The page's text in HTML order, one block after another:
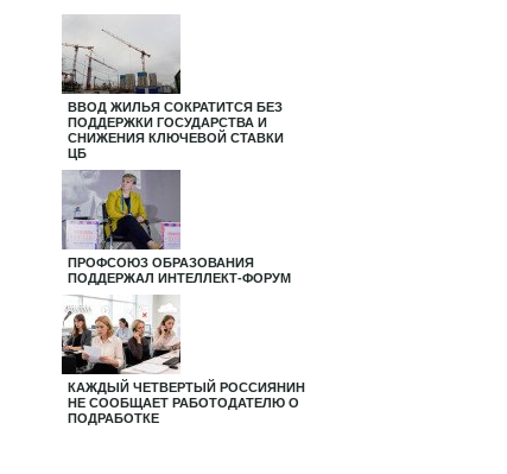
ВВОД ЖИЛЬЯ СОКРАТИТСЯ БЕЗ
ПОДДЕРЖКИ ГОСУДАРСТВА И
СНИЖЕНИЯ КЛЮЧЕВОЙ СТАВКИ
ЦБ
ПРОФСОЮЗ ОБРАЗОВАНИЯ
ПОДДЕРЖАЛ ИНТЕЛЛЕКТ-ФОРУМ
КАЖДЫЙ ЧЕТВЕРТЫЙ РОССИЯНИН
НЕ СООБЩАЕТ РАБОТОДАТЕЛЮ О
ПОДРАБОТКЕ